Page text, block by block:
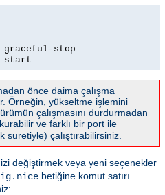
stop
start
önce daima çalışma
Örneğin, yükseltme işlemini
çalışmasını durdurmadan
ve farklı bir port ile
çalıştırabilirsiniz.
değiştirmek veya yeni seçenekler
betiğine komut satırı